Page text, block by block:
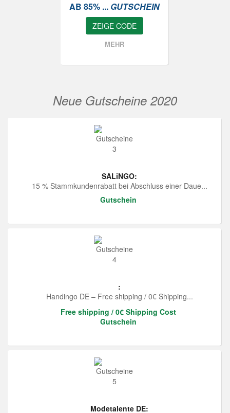
AB 85% ... GUTSCHEIN
ZEIGE CODE
MEHR
Neue Gutscheine 2020
SALiNGO:
15 % Stammkundenrabatt bei Abschluss einer Daue...
Gutschein
:
Handingo DE – Free shipping / 0€ Shipping...
Free shipping / 0€ Shipping Cost
Gutschein
Modetalente DE: